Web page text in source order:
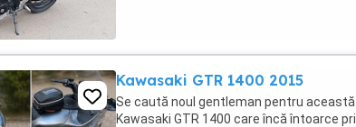
Kawasaki GTR 1400 2015
Se caută noul gentleman pentru
Kawasaki GTR 1400 care încă întoarce